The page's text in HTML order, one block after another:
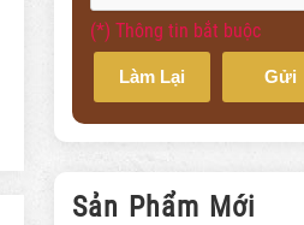
(*) Thông tin bắt buộc
Làm Lại Gửi
Sản Phẩm Mới